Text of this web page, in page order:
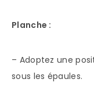
Planche :
– Adoptez une
sous les épaules.